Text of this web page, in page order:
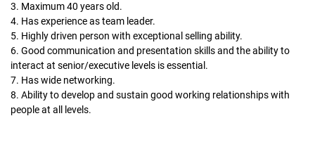
3. Maximum 40 years old.
4. Has experience as team leader.
5. Highly driven person with exceptional selling ability.
6. Good communication and presentation skills and the ability to
interact at senior/executive levels is essential.
7. Has wide networking.
8. Ability to develop and sustain good working relationships with
people at all levels.